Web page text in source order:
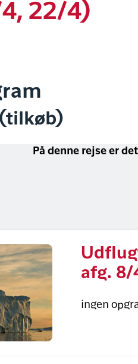
22/4)
På denne rejse er
afg. 8/
ingen